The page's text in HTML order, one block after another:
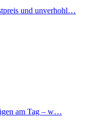
und unverhohl…
am Tag – w…